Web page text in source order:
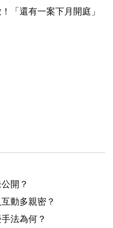
「還有一案下月開庭」
開？
動多親密？
法為何？